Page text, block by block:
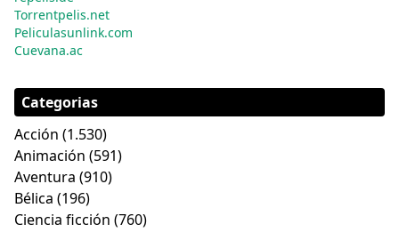
Torrentpelis.net
Peliculasunlink.com
Cuevana.ac
Categorias
Acción (1.530)
Animación (591)
Aventura (910)
Bélica (196)
Ciencia ficción (760)